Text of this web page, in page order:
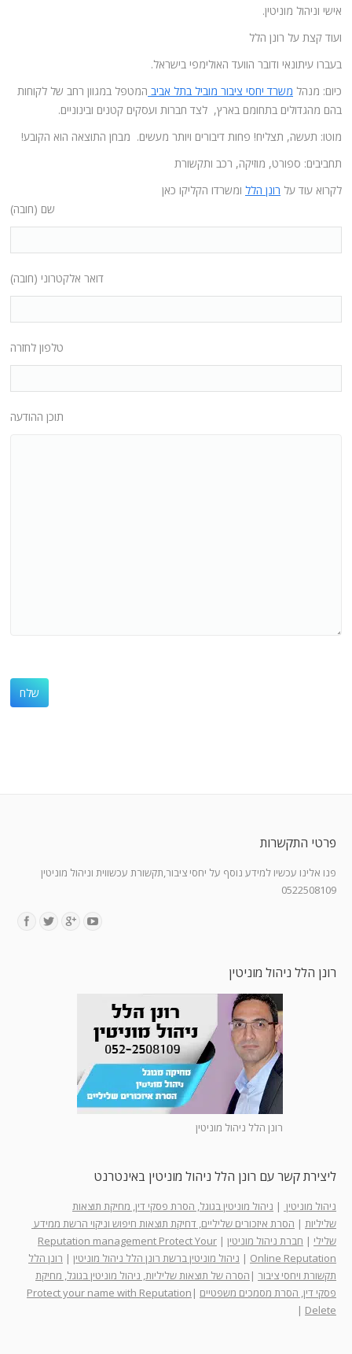
אישי וניהול מוניטין.
ועוד קצת על רונן הלל
בעברו עיתונאי ודובר הוועד האולימפי בישראל.
כיום: מנהל משרד יחסי ציבור מוביל בתל אביב המטפל במגוון רחב של לקוחות
בהם מהגדולים בתחומם בארץ, לצד חברות ועסקים קטנים ובינוניים.
מוטו: תעשה, תצליח! פחות דיבורים ויותר מעשים. מבחן התוצאה הוא הקובע!
תחביבים: ספורט, מוזיקה, רכב ותקשורת
לקרוא עוד על רונן הלל ומשרדו הקליקו כאן
שם (חובה)
דואר אלקטרוני (חובה)
טלפון לחזרה
תוכן ההודעה
פרטי התקשרות
פנו אלינו עכשיו למידע נוסף על יחסי ציבור,תקשורת עכשווית וניהול מוניטין
0522508109
רונן הלל ניהול מוניטין
רונן הלל ניהול מוניטין
ליצירת קשר עם רונן הלל ניהול מוניטין באינטרנט
ניהול מוניטין | ניהול מוניטין בגוגל, הסרת פסקי דין, מחיקת תוצאות
שליליות | הסרת איזכורים שליליים, דחיקת תוצאות חיפוש וניקוי הרשת ממידע
שלילי | חברת ניהול מוניטין |
Reputation management Protect Your
Online Reputation
| ניהול מוניטין ברשת רונן הלל ניהול מוניטין | רונן הלל
תקשורת ויחסי ציבור | הסרה של תוצאות שליליות, ניהול מוניטין בגוגל, מחיקת
פסקי דין, הסרת מסמכים משפטיים |
Protect your name with Reputation
Delete
|